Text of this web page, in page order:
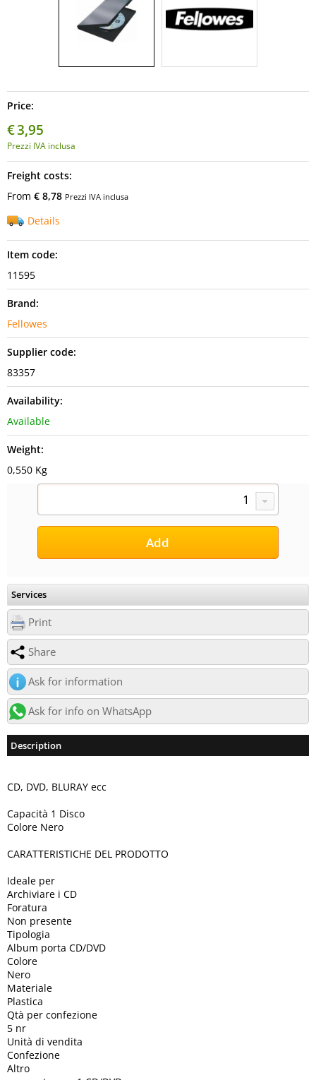
Price:
€3,95
Prezzi IVA inclusa
Freight costs:
From € 8,78 Prezzi IVA inclusa
Details
Item code:
11595
Brand:
Fellowes
Supplier code:
83357
Availability:
Available
Weight:
0,550 Kg
Services
Print
Share
Ask for information
Ask for info on WhatsApp
Description
CD, DVD, BLURAY ecc
Capacità 1 Disco
Colore Nero
CARATTERISTICHE DEL PRODOTTO
Ideale per
Archiviare i CD
Foratura
Non presente
Tipologia
Album porta CD/DVD
Colore
Nero
Materiale
Plastica
Qtà per confezione
5 nr
Unità di vendita
Confezione
Altro